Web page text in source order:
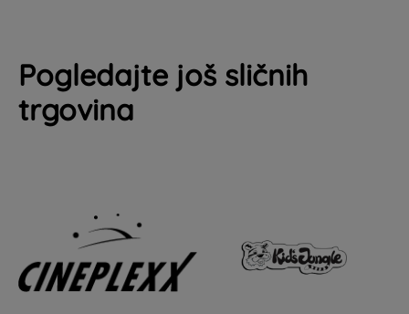
Pogledajte još sličnih
trgovina